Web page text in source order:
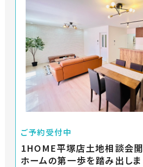
ご予約受付中
1HOME平塚店土地相談会開
ホームの第一歩を踏み出しま